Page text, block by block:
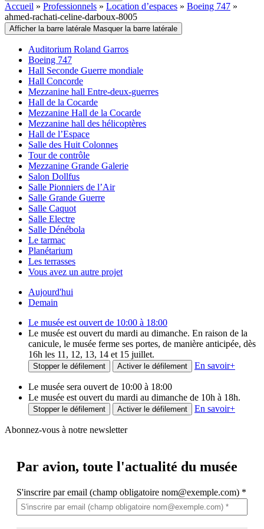
Accueil » Professionnels » Location d’espaces » Boeing 747 »
ahmed-rachati-celine-darboux-8005
Afficher la barre latérale Masquer la barre latérale
Auditorium Roland Garros
Boeing 747
Hall Seconde Guerre mondiale
Hall Concorde
Mezzanine hall Entre-deux-guerres
Hall de la Cocarde
Mezzanine Hall de la Cocarde
Mezzanine hall des hélicoptères
Hall de l’Espace
Salle des Huit Colonnes
Tour de contrôle
Mezzanine Grande Galerie
Salon Dollfus
Salle Pionniers de l’Air
Salle Grande Guerre
Salle Caquot
Salle Electre
Salle Dénébola
Le tarmac
Planétarium
Les terrasses
Vous avez un autre projet
Aujourd'hui
Demain
Le musée est ouvert de 10:00 à 18:00
Le musée est ouvert du mardi au dimanche. En raison de la
canicule, le musée ferme ses portes, de manière anticipée, dès
16h les 11, 12, 13, 14 et 15 juillet.
Stopper le défilement Activer le défilement En savoir+
Le musée sera ouvert de 10:00 à 18:00
Le musée est ouvert du mardi au dimanche de 10h à 18h.
Stopper le défilement Activer le défilement En savoir+
Abonnez-vous à notre newsletter
Par avion, toute l'actualité du musée
S'inscrire par email (champ obligatoire nom@exemple.com) *